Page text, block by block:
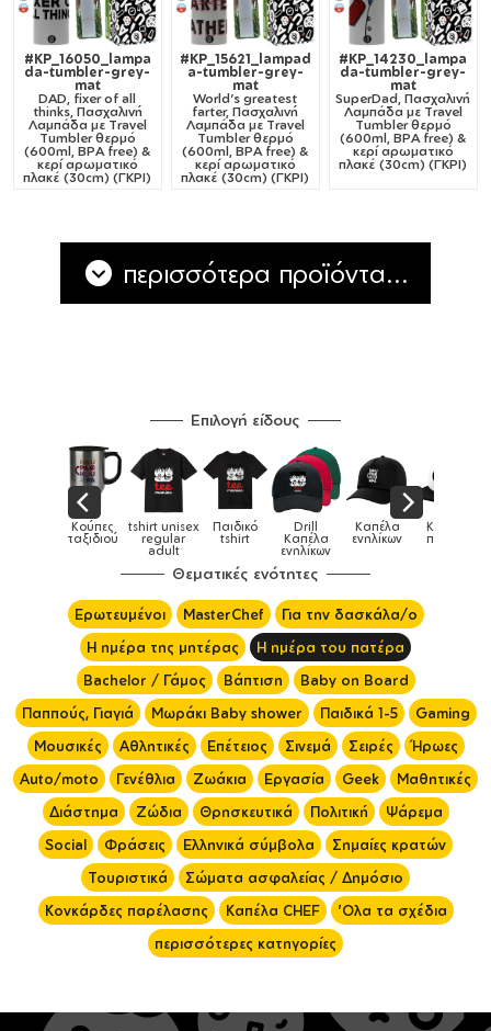
#KP_16050_lampa
da-tumbler-grey-
mat
DAD, fixer of all
thinks, Πασχαλινή
Λαμπάδα με Travel
Tumbler θερμό
(600ml, BPA free) &
κερί αρωματικό
πλακέ (30cm) (ΓΚΡΙ)
#KP_15621_lampad
a-tumbler-grey-
mat
World's greatest
farter, Πασχαλινή
Λαμπάδα με Travel
Tumbler θερμό
(600ml, BPA free) &
κερί αρωματικό
πλακέ (30cm) (ΓΚΡΙ)
#KP_14230_lampa
da-tumbler-grey-
mat
SuperDad, Πασχαλινή
Λαμπάδα με Travel
Tumbler θερμό
(600ml, BPA free) &
κερί αρωματικό
πλακέ (30cm) (ΓΚΡΙ)
περισσότερα προϊόντα...
Επιλογή είδους
tshirt unisex
regular
adult
Παιδικό
tshirt
Drill
Καπέλα
Καπέλα
ενηλίκων
Καπέλα
παιδικά Κούπες
Θεματικές ενότητες
Ερωτευμένοι MasterChef
Για την δασκάλα/ο
Η ημέρα της μητέρας
Η ημέρα του πατέρα
Bachelor / Γάμος
Βάπτιση
Baby on Board
Παππούς, Γιαγιά
Μωράκι Baby shower Παιδικά 1-5
Gaming
Μουσικές
Αθλητικές Επέτειος Σινεμά Σειρές
Ήρωες
Auto/moto
Γενέθλια Ζωάκια Εργασία Geek
Μαθητικές
Διάστημα
Ζώδια Θρησκευτικά Πολιτική
Ψάρεμα
Social
Φράσεις Ελληνικά σύμβολα
Σημαίες κρατών
Τουριστικά
Σώματα ασφαλείας / Δημόσιο
Κονκάρδες παρέλασης
Καπέλα CHEF
'Ολα τα σχέδια
περισσότερες κατηγορίες